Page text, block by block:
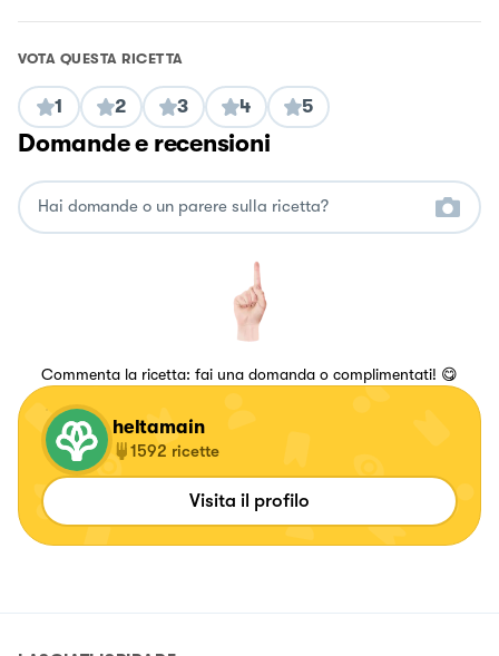
VOTA QUESTA RICETTA
1 2 3 4 5
Domande e recensioni
Commenta la ricetta: fai una domanda o complimentati! 😋
heltamain
1592 ricette
Visita il profilo